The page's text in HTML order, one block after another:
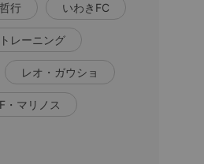
行 いわきFC
トレーニング
レオ・ガウショ
・マリノス